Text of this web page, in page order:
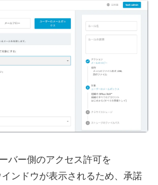
バー側のアクセス許可を
ンドウが表示されるため、承諾